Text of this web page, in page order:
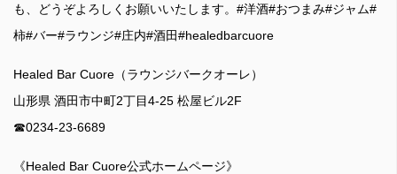
も、どうぞよろしくお願いいたします。#洋酒#おつまみ#ジャム#
柿#バー#ラウンジ#庄内#酒田#healedbarcuore
Healed Bar Cuore（ラウンジバークオーレ）
山形県 酒田市中町2丁目4-25 松屋ビル2F
☎︎0234-23-6689
《Healed Bar Cuore公式ホームページ》